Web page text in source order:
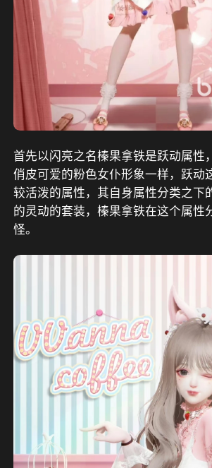
首先以闪亮之名榛果拿铁是跃动属性
俏皮可爱的粉色女仆形象一样，跃动
较活泼的属性，其自身属性分类之下
的灵动的套装，榛果拿铁在这个属性
怪。